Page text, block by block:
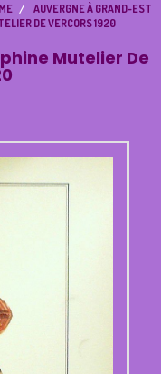
AUVERGNE À GRAND-EST
DE VERCORS 1920
Mutelier De